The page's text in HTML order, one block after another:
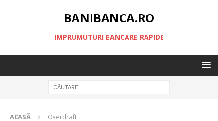
BANIBANCA.RO
IMPRUMUTURI BANCARE RAPIDE
ACASĂ Overdraft